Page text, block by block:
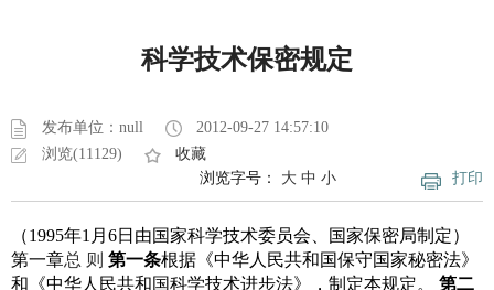
科学技术保密规定
发布单位：null
2012-09-27 14:57:10
浏览(11129)
收藏
打印
浏览字号： 大 中 小
（1995年1月6日由国家科学技术委员会、国家保密局制定）
第一章总 则 第一条根据《中华人民共和国保守国家秘密法》
和《中华人民共和国科学技术进步法》，制定本规定。 第二